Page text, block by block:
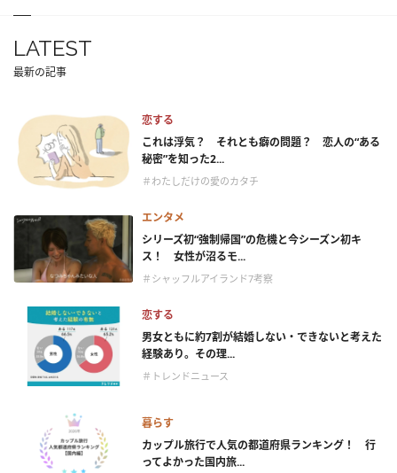
LATEST
最新の記事
恋する
これは浮気？ それとも癖の問題？ 恋人の“ある
秘密”を知った2...
＃わたしだけの愛のカタチ
エンタメ
シリーズ初“強制帰国”の危機と今シーズン初キ
ス！ 女性が沼るモ...
＃シャッフルアイランド7考察
恋する
男女ともに約7割が結婚しない・できないと考えた
経験あり。その理...
＃トレンドニュース
暮らす
カップル旅行で人気の都道府県ランキング！ 行
ってよかった国内旅...